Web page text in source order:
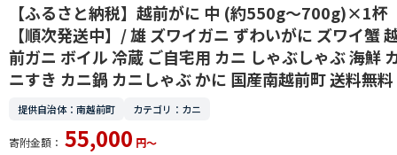
【ふるさと納税】越前がに 中 (約550g～700g)×1杯
【順次発送中】/ 雄 ズワイガニ ずわいがに ズワイ蟹
前ガニ ボイル 冷蔵 ご自宅用 カニ しゃぶしゃぶ 海鮮
ニすき カニ鍋 カニしゃぶ かに 国産南越前町 送料無料
提供自治体：南越前町 カテゴリ：カニ
寄附金額： 55,000 円～